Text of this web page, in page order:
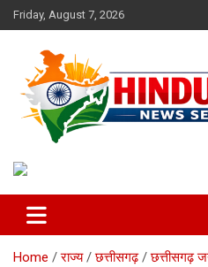
Skip
to
Friday, August 7, 2026
Hindustan News
Home राज्य छत्तीसगढ़
छत्तीसगढ़